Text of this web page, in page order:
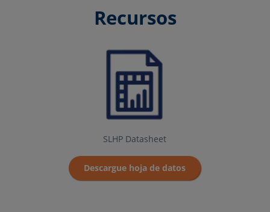
Recursos
SLHP Datasheet
Descargue hoja de datos